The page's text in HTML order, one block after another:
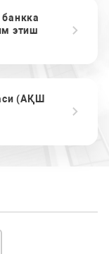
этиш
(АҚШ